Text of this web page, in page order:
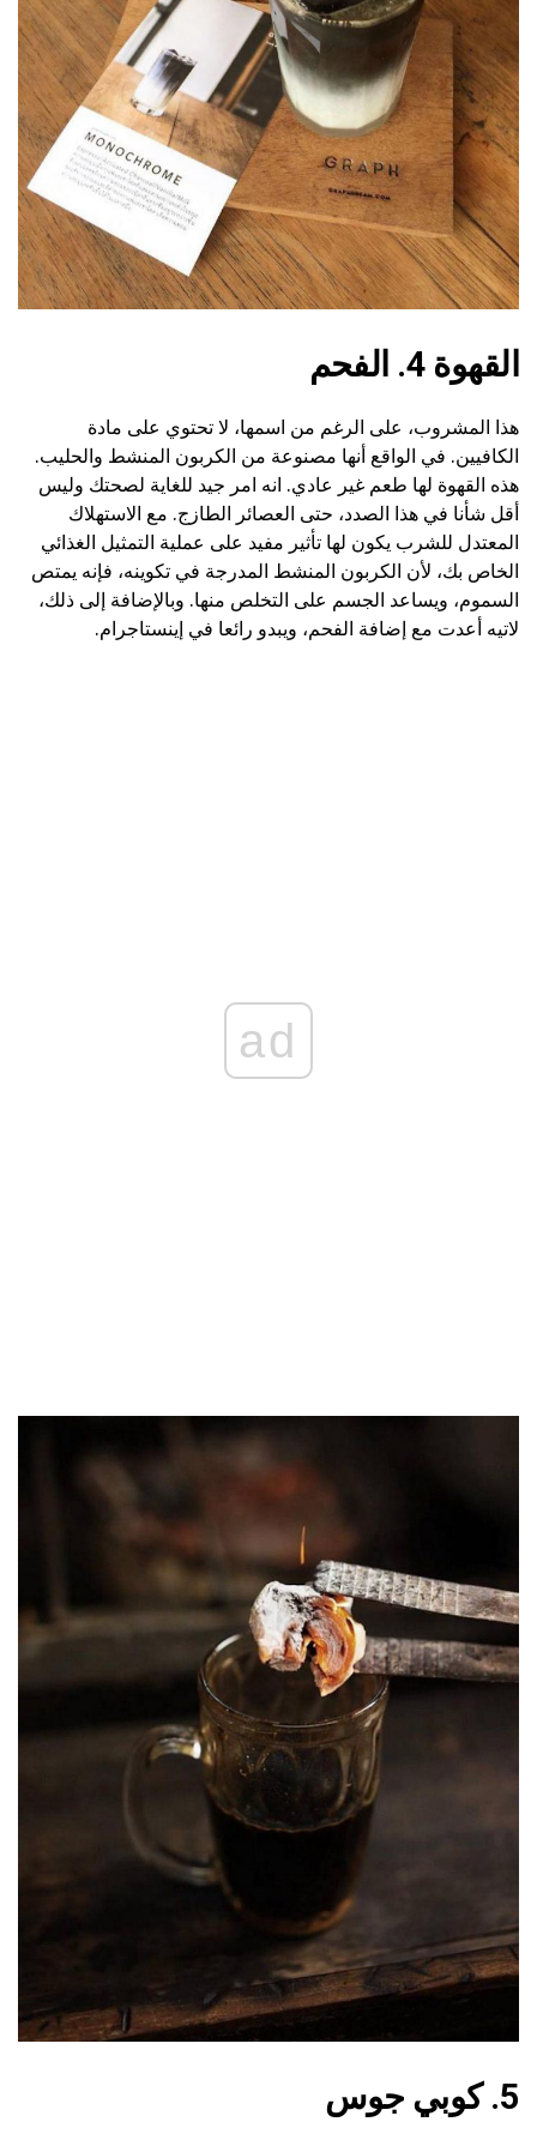
القهوة 4. الفحم
هذا المشروب، على الرغم من اسمها، لا تحتوي على مادة
الكافيين. في الواقع أنها مصنوعة من الكربون المنشط والحليب.
هذه القهوة لها طعم غير عادي. انه امر جيد للغاية لصحتك وليس
أقل شأنا في هذا الصدد، حتى العصائر الطازج. مع الاستهلاك
المعتدل للشرب يكون لها تأثير مفيد على عملية التمثيل الغذائي
الخاص بك، لأن الكربون المنشط المدرجة في تكوينه، فإنه يمتص
السموم، ويساعد الجسم على التخلص منها. وبالإضافة إلى ذلك،
لاتيه أعدت مع إضافة الفحم، ويبدو رائعا في إينستاجرام.
ad
5. كوبي جوس